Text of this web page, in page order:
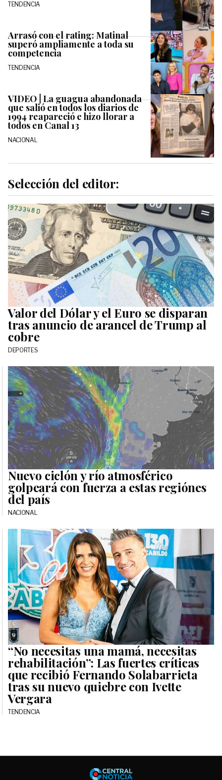
TENDENCIA
Arrasó con el rating: Matinal
superó ampliamente a toda su
competencia
TENDENCIA
VIDEO | La guagua abandonada
que salió en todos los diarios de
1994 reapareció e hizo llorar a
todos en Canal 13
NACIONAL
Selección del editor:
Valor del Dólar y el Euro se disparan
tras anuncio de arancel de Trump al
cobre
DEPORTES
Nuevo ciclón y río atmosférico
golpeará con fuerza a estas regiónes
del país
NACIONAL
“No necesitas una mamá, necesitas
rehabilitación”: Las fuertes críticas
que recibió Fernando Solabarrieta
tras su nuevo quiebre con Ivette
Vergara
TENDENCIA